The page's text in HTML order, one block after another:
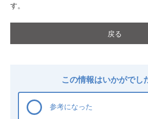
す。
戻る
この情報はいかがでし
参考になった